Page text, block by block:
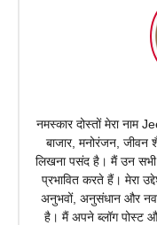
नमस्कार दोस्तों मेरा नाम
बाजार, मनोरंजन, जीवन
लिखना पसंद है। मैं उन सभी
प्रभावित करते हैं। मेरा
अनुभवों, अनुसंधान और
है। मैं अपने ब्लॉग पोस्ट